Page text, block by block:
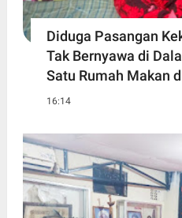
Diduga Pasangan
Tak Bernyawa di
Satu Rumah Makan
16:14